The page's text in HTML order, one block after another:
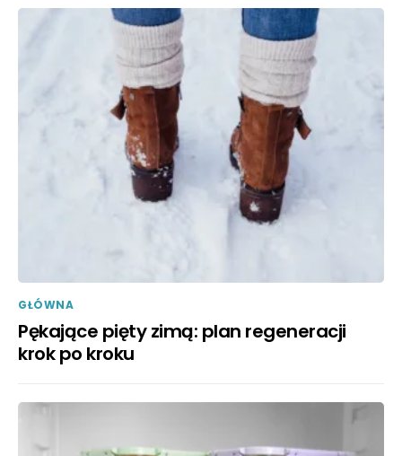
GŁÓWNA
Pękające pięty zimą: plan regeneracji
krok po kroku